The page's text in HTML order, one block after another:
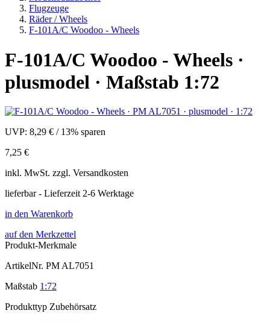
Flugzeuge
Räder / Wheels
F-101A/C Woodoo - Wheels
F-101A/C Woodoo - Wheels ·
plusmodel · Maßstab 1:72
UVP: 8,29 € / 13% sparen
7,25 €
inkl. MwSt. zzgl. Versandkosten
lieferbar - Lieferzeit 2-6 Werktage
in den Warenkorb
auf den Merkzettel
Produkt-Merkmale
ArtikelNr. PM AL7051
Maßstab 1:72
Produkttyp Zubehörsatz